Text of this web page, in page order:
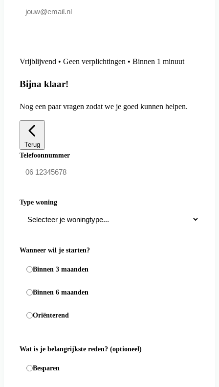
Vrijblijvend • Geen verplichtingen • Binnen 1 minuut
Bijna klaar!
Nog een paar vragen zodat we je goed kunnen helpen.
Terug
Telefoonnummer
Type woning
Wanneer wil je starten?
Binnen 3 maanden
Binnen 6 maanden
Oriënterend
Wat is je belangrijkste reden? (optioneel)
Besparen